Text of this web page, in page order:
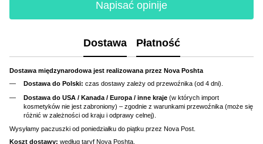
Napisać opinije
Dostawa Płatność
Dostawa międzynarodowa jest realizowana przez Nova Poshta
Dostawa do Polski: czas dostawy zależy od przewoźnika (od 4 dni).
Dostawa do USA / Kanada / Europa / inne kraje (w których import
kosmetyków nie jest zabroniony) – zgodnie z warunkami przewoźnika (może się
różnić w zależności od kraju i odprawy celnej).
Wysyłamy paczuszki od poniedziałku do piątku przez Nova Post.
Koszt dostawy: według taryf Nova Poshta.